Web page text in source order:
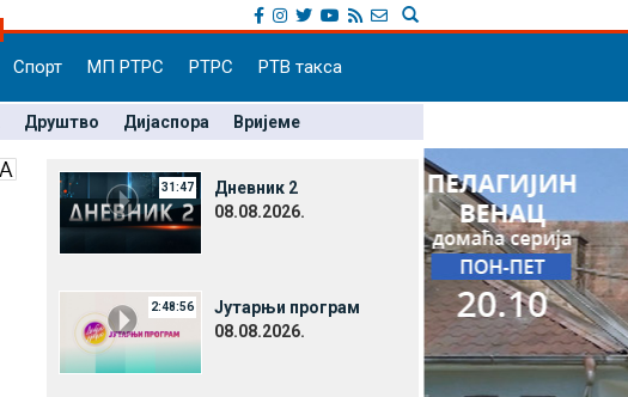
Спорт МП РТРС РТРС РТВ такса
Друштво Дијаспора Вријеме
31:47
Дневник 2
08.08.2026.
2:48:56
Јутарњи програм
08.08.2026.